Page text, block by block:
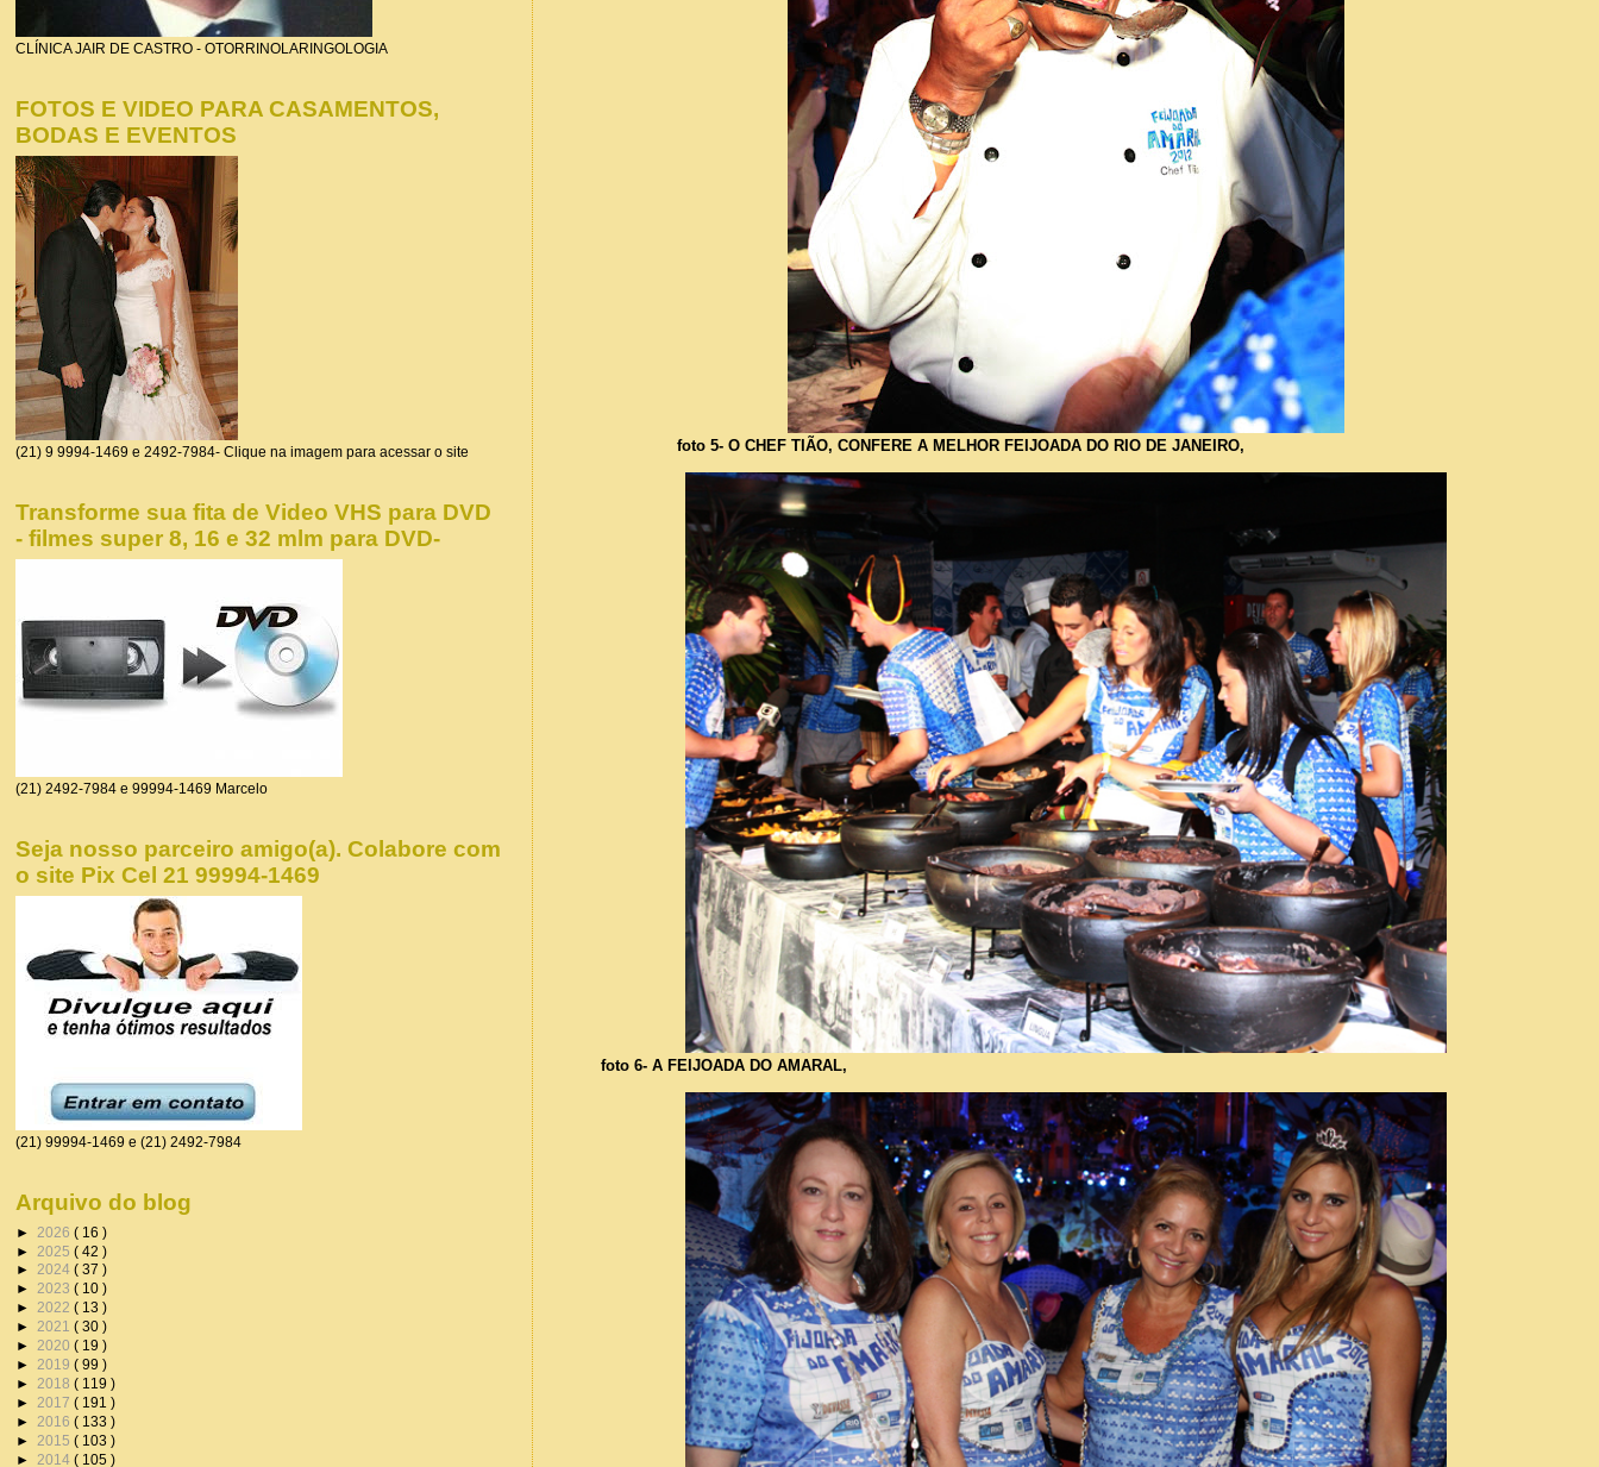
foto 5- O CHEF TIÃO, CONFERE A MELHOR FEIJOADA DO RIO DE JANEIRO,
foto 6- A FEIJOADA DO AMARAL,
CLÍNICA JAIR DE CASTRO - OTORRINOLARINGOLOGIA
FOTOS E VIDEO PARA CASAMENTOS,
BODAS E EVENTOS
(21) 9 9994-1469 e 2492-7984- Clique na imagem para acessar o site
Transforme sua fita de Video VHS para DVD
- filmes super 8, 16 e 32 mlm para DVD-
(21) 2492-7984 e 99994-1469 Marcelo
Seja nosso parceiro amigo(a). Colabore com
o site Pix Cel 21 99994-1469
(21) 99994-1469 e (21) 2492-7984
Arquivo do blog
► 2026 ( 16 )
► 2025 ( 42 )
► 2024 ( 37 )
► 2023 ( 10 )
► 2022 ( 13 )
► 2021 ( 30 )
► 2020 ( 19 )
► 2019 ( 99 )
► 2018 ( 119 )
► 2017 ( 191 )
► 2016 ( 133 )
► 2015 ( 103 )
► 2014 ( 105 )